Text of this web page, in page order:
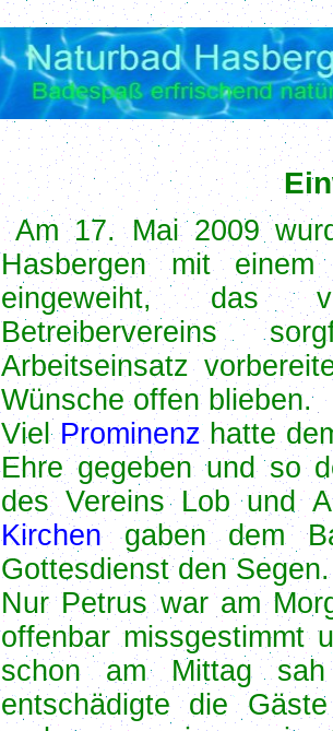
Am 17. Mai 2009
Hasbergen mit einem
eingeweiht, das
Betreibervereins
Arbeitseinsatz
Wünsche offen blieben.
VielProminenzhatte
Ehre gegeben und so
des Vereins Lob und
Kirchengaben dem
Gottesdienst den Segen.
Nur Petrus war am
offenbar missgestimmt
schon am Mittag
entschädigte die